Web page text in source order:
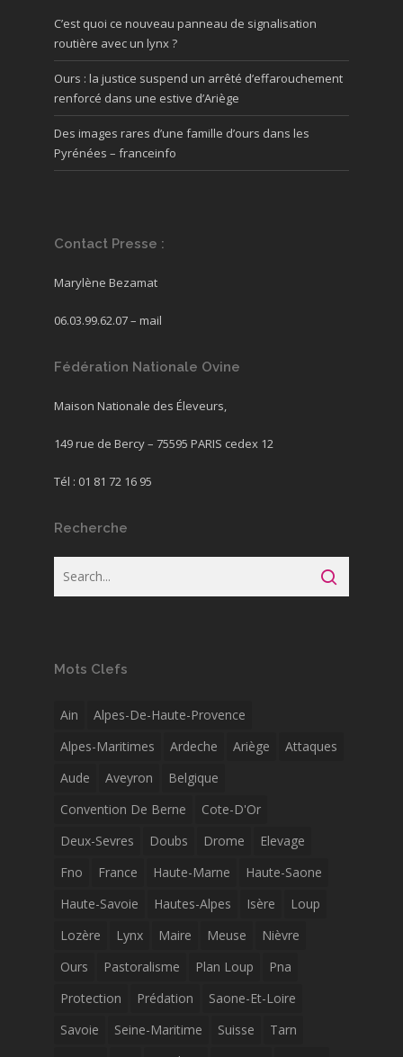
C’est quoi ce nouveau panneau de signalisation
routière avec un lynx ?
Ours : la justice suspend un arrêté d’effarouchement
renforcé dans une estive d’Ariège
Des images rares d’une famille d’ours dans les
Pyrénées – franceinfo
Contact Presse :
Marylène Bezamat
06.03.99.62.07 – mail
Fédération Nationale Ovine
Maison Nationale des Éleveurs,
149 rue de Bercy – 75595 PARIS cedex 12
Tél : 01 81 72 16 95
Recherche
Mots Clefs
Ain
Alpes-De-Haute-Provence
Alpes-Maritimes
Ardeche Ariège
Attaques
Aude
Aveyron
Belgique
Convention De Berne
Cote-D'Or
Deux-Sevres
Doubs Drome
Elevage
Fno
France Haute-Marne
Haute-Saone
Haute-Savoie
Hautes-Alpes Isère
Loup
Lozère
Lynx Maire Meuse
Nièvre
Ours
Pastoralisme Plan Loup
Pna
Protection
Prédation
Saone-Et-Loire
Savoie
Seine-Maritime Suisse
Tarn